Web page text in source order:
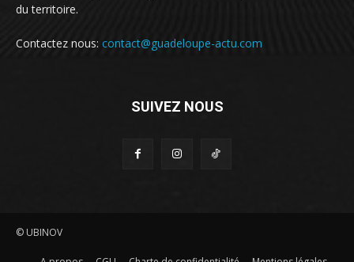
du territoire.
Contactez nous: contact@guadeloupe-actu.com
SUIVEZ NOUS
© UBINOV